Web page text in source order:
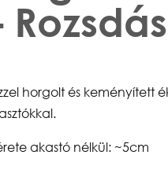
horgolt és keményített
akastó nélkül: ~5cm